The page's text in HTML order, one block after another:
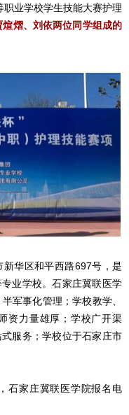
业学校学生技能大赛护理
熠、刘依两位同学组成的
华区和平西路697号，是
业学校。石家庄冀联医学
军事化管理；学校教学、
资力量雄厚；学校广开渠
服务；学校位于石家庄市
石家庄冀联医学院报名电